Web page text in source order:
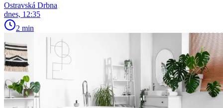
Ostravská Drbna
dnes, 12:35
2 min